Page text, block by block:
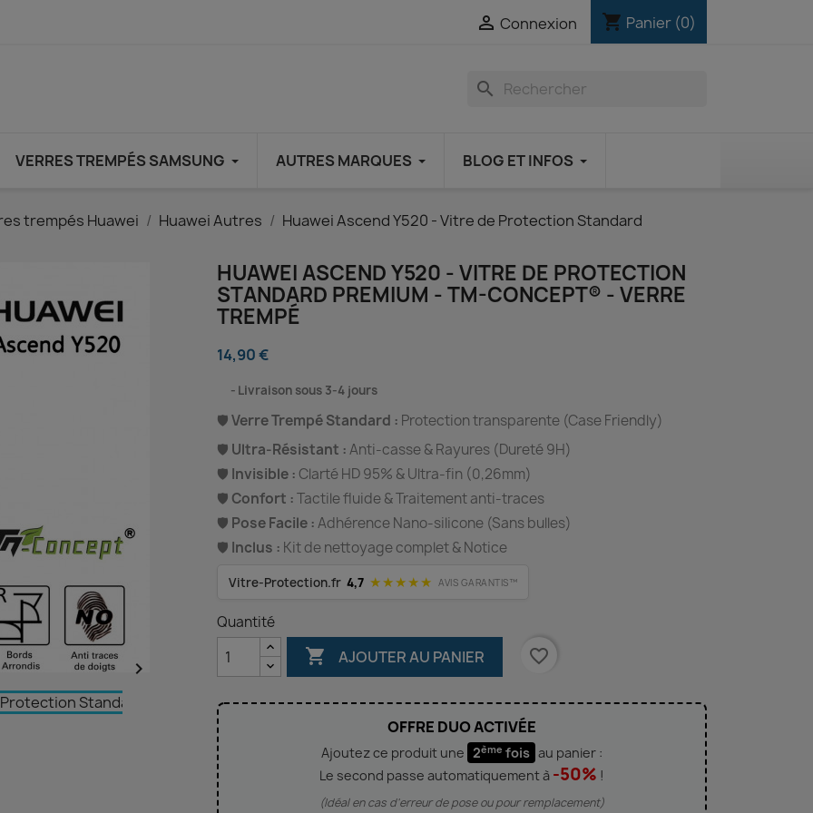
 Connexion shopping_cart Panier (0)
search
VERRES TREMPÉS SAMSUNG AUTRES MARQUES BLOG ET INFOS
trempés Huawei Huawei Autres Huawei Ascend Y520 - Vitre de Protection Standard

HUAWEI ASCEND Y520 - VITRE DE PROTECTION
STANDARD PREMIUM - TM-CONCEPT® - VERRE
TREMPÉ
14,90 €
Livraison sous 3-4 jours
🛡️Verre Trempé Standard : Protection transparente (Case Friendly)
🛡️ Ultra-Résistant :Anti-casse & Rayures (Dureté 9H)
🛡️ Invisible : Clarté HD 95% & Ultra-fin (0,26mm)
🛡️ Confort :Tactile fluide & Traitement anti-traces
🛡️ Pose Facile :Adhérence Nano-silicone (Sans bulles)
🛡️ Inclus : Kit de nettoyage complet & Notice
Vitre-Protection.fr 4,7 ★★★★★ AVIS GARANTIS™
Quantité
 AJOUTER AU PANIER favorite_border
OFFRE DUO ACTIVÉE
Ajoutez ce produit une 2ème fois au panier :
Le second passe automatiquement à -50% !
(Idéal en cas d'erreur de pose ou pour remplacement)